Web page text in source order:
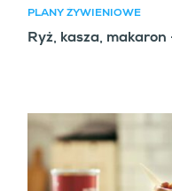
PLANY ŻYWIENIOWE
Ryż, kasza, makaron